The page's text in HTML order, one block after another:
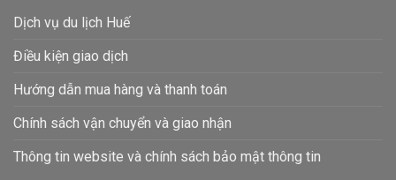
Dịch vụ du lịch Huế
Điều kiện giao dịch
Hướng dẫn mua hàng và thanh toán
Chính sách vận chuyển và giao nhận
Thông tin website và chính sách bảo mật thông tin